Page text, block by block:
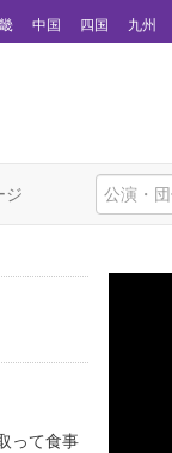
中国 四国 九州
ジ
って食事